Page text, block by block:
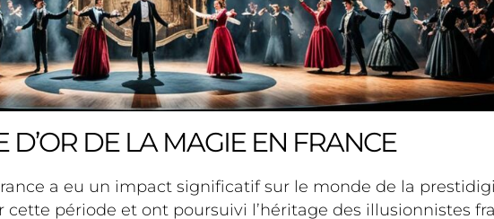
D’OR DE LA MAGIE EN FRANCE
a eu un impact significatif sur le monde de la
cette période et ont poursuivi l’héritage des illusionnistes